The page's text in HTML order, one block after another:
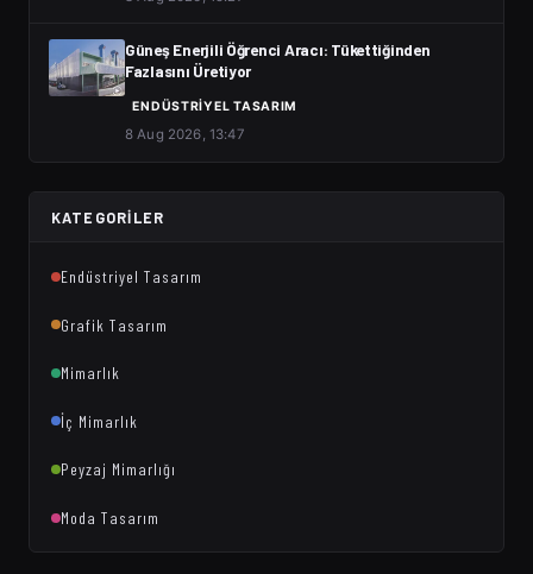
Güneş Enerjili Öğrenci Aracı: Tükettiğinden
Fazlasını Üretiyor
ENDÜSTRIYEL TASARIM
8 Aug 2026, 13:47
KATEGORILER
Endüstriyel Tasarım
Grafik Tasarım
Mimarlık
İç Mimarlık
Peyzaj Mimarlığı
Moda Tasarım